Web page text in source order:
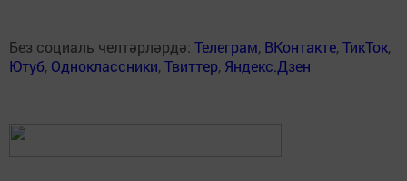
Без социаль челтәрләрдә: Телеграм, ВКонтакте,ТикТок,
Ютуб, Одноклассники,Твиттер, Яндекс.Дзен